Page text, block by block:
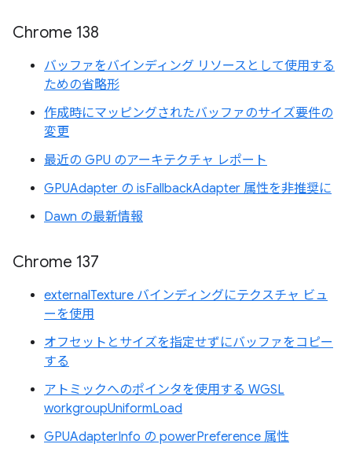
Chrome 138
バッファをバインディング リソースとして使用する
ための省略形
作成時にマッピングされたバッファのサイズ要件の
変更
最近の GPU のアーキテクチャ レポート
GPUAdapter の isFallbackAdapter 属性を非推奨に
Dawn の最新情報
Chrome 137
externalTexture バインディングにテクスチャ ビュ
ーを使用
オフセットとサイズを指定せずにバッファをコピー
する
アトミックへのポインタを使用する WGSL
workgroupUniformLoad
GPUAdapterInfo の powerPreference 属性